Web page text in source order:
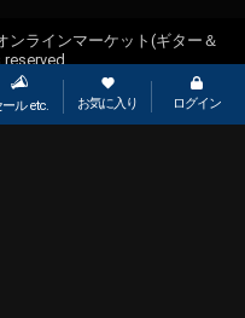
ル etc. お気に入り ログイン
ンラインマーケット(ギター＆
reserved.